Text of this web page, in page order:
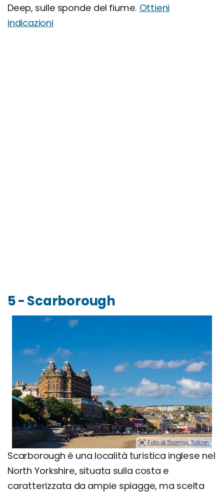
Deep, sulle sponde del fiume. Ottieni
indicazioni
5 - Scarborough
Foto di Thomas Tolkien.
Scarborough è una località turistica inglese nel
North Yorkshire, situata sulla costa e
caratterizzata da ampie spiagge, ma scelta